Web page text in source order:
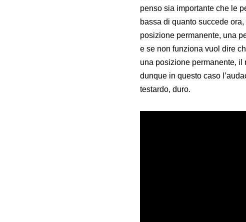
penso sia importante che le
bassa di quanto succede
posizione permanente, una
e se non funziona vuol dire
una posizione permanente, il
dunque in questo caso
testardo, duro.